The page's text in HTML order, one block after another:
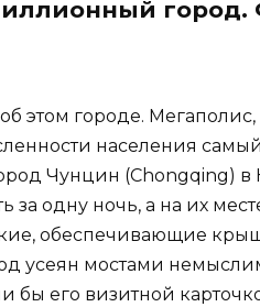
город.
этом городе.
населения
Чунцин (Chongqing) в
за одну ночь, а на их
обеспечивающие
усеян мостами
бы его визитной